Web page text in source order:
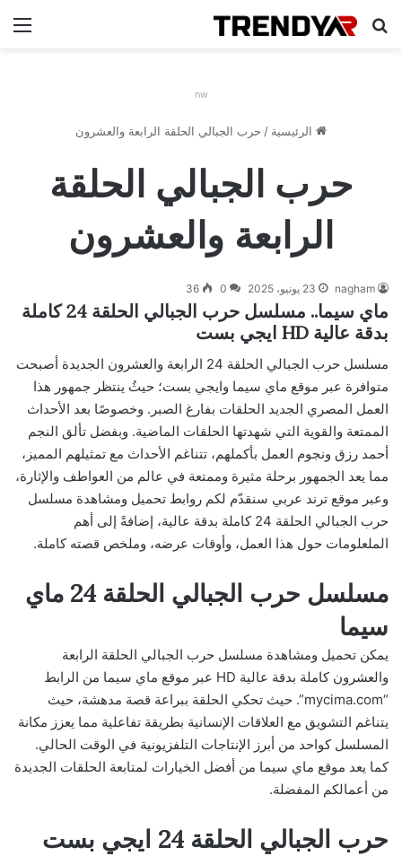
بحث عن
nw
الرئيسية / حرب الجبالي الحلقة الرابعة والعشرون
حرب الجبالي الحلقة
الرابعة والعشرون
nagham 23 يونيو، 2025 0
36
ماي سيما.. مسلسل حرب الجبالي الحلقة 24 كاملة
بدقة عالية HD ايجي بست
مسلسل حرب الجبالي الحلقة 24 الرابعة والعشرون الجديدة أصبحت
متوافرة عبر موقع ماي سيما وايجي بست؛ حيثُ ينتظر جمهور هذا
العمل المصري الجديد الحلقات بفارغ الصبر. وخصوصًا بعد الأحداث
الممتعة والقوية التي شهدتها الحلقات الماضية. وبفضل تألق النجم
أحمد رزق ونجوم العمل بأكملهم، تتناغم الأحداث مع تمثيلهم المميز،
مما يعد الجمهور برحلة مثيرة وممتعة في عالم من العواطف والإثارة،
وعبر موقع ترند عربي سنقدّم لكم روابط تحميل ومشاهدة مسلسل
حرب الجبالي الحلقة 24 كاملة بدقة عالية، إضافةً إلى أهم
الملعلومات حول هذا العمل، وأوقات عرضه، وملخص قصته كاملة.
مسلسل حرب الجبالي الحلقة 24 ماي
سيما
يمكن تحميل ومشاهدة مسلسل حرب الجبالي الحلقة الرابعة
والعشرون كاملة بدقة عالية HD عبر موقع ماي سيما من الرابط
“mycima.com”. حيث تحكي الحلقة ببراعة قصة مدهشة، حيث
يتناغم التشويق مع العلاقات الإنسانية بطريقة تفاعلية مما يعزز مكانة
المسلسل كواحد من أبرز الإنتاجات التلفزيونية في الوقت الحالي.
كما يعد موقع ماي سيما من أفضل الخيارات لمتابعة الحلقات الجديدة
من أعمالكم المفضلة.
حرب الجبالي الحلقة 24 ايجي بست